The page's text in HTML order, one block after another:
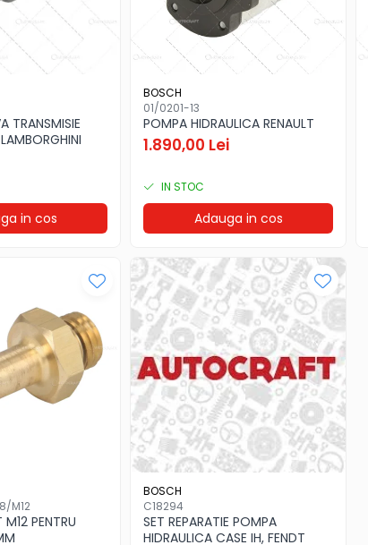
TRANSMISIE
in cos
BOSCH
01/0201-13
POMPA HIDRAULICA RENAULT
1.890,00 Lei
IN STOC
Adauga in cos
M12
PENTRU
BOSCH
C18294
SET REPARATIE POMPA
HIDRAULICA CASE IH, FENDT